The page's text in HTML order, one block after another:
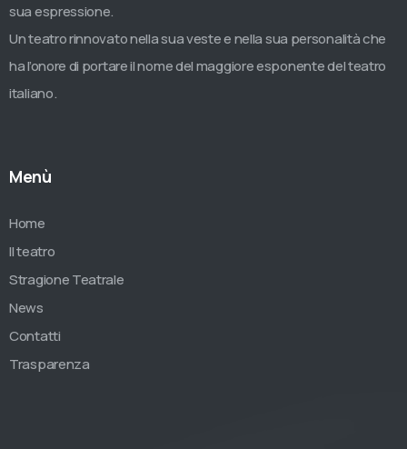
sua espressione.
Un teatro rinnovato nella sua veste e nella sua personalità che
ha l’onore di portare il nome del maggiore esponente del teatro
italiano.
Menù
Home
Il teatro
Stragione Teatrale
News
Contatti
Trasparenza